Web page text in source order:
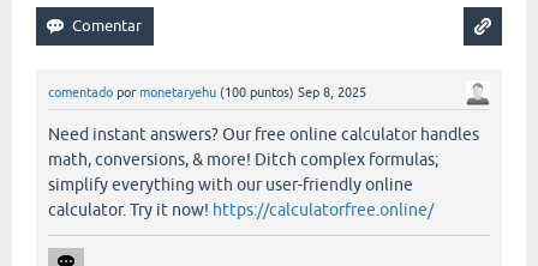
comentado por monetaryehu (100 puntos) Sep 8, 2025
Need instant answers? Our free online calculator handles
math, conversions, & more! Ditch complex formulas;
simplify everything with our user-friendly online
calculator. Try it now! https://calculatorfree.online/